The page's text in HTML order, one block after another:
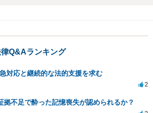
Q&Aランキング
対応と継続的な法的支援を求む
2
拠不足で酔った記憶喪失が認められるか？